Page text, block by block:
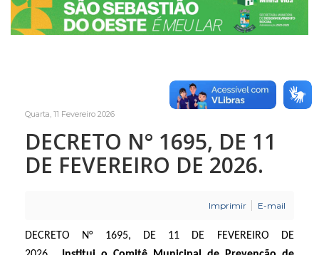
Quarta, 11 Fevereiro 2026
DECRETO N° 1695, DE 11
DE FEVEREIRO DE 2026.
Imprimir E-mail
DECRETO N° 1695, DE 11 DE FEVEREIRO DE